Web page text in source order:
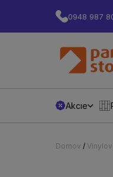
0948 987
Akcie
Domov /